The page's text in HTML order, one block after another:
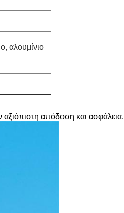
αλουμίνιο
αξιόπιστη απόδοση και ασφάλεια.